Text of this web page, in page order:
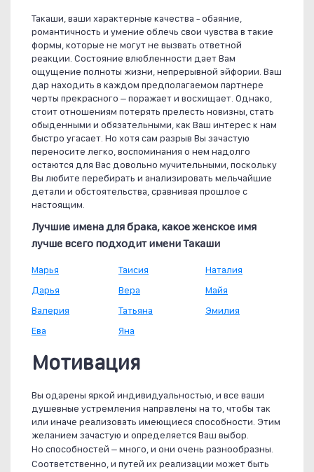
Такаши, ваши характерные качества - обаяние,
романтичность и умение облечь свои чувства в такие
формы, которые не могут не вызвать ответной
реакции. Состояние влюбленности дает Вам
ощущение полноты жизни, непрерывной эйфории. Ваш
дар находить в каждом предполагаемом партнере
черты прекрасного – поражает и восхищает. Однако,
стоит отношениям потерять прелесть новизны, стать
обыденными и обязательными, как Ваш интерес к нам
быстро угасает. Но хотя сам разрыв Вы зачастую
переносите легко, воспоминания о нем надолго
остаются для Вас довольно мучительными, поскольку
Вы любите перебирать и анализировать мельчайшие
детали и обстоятельства, сравнивая прошлое с
настоящим.
Лучшие имена для брака, какое женское имя
лучше всего подходит имени Такаши
Марья
Дарья
Валерия
Ева
Таисия
Вера
Татьяна
Яна
Наталия
Майя
Эмилия
Мотивация
Вы одарены яркой индивидуальностью, и все ваши
душевные устремления направлены на то, чтобы так
или иначе реализовать имеющиеся способности. Этим
желанием зачастую и определяется Ваш выбор.
Но способностей – много, и они очень разнообразны.
Соответственно, и путей их реализации может быть